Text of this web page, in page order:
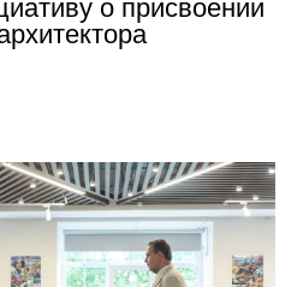
о присвоении